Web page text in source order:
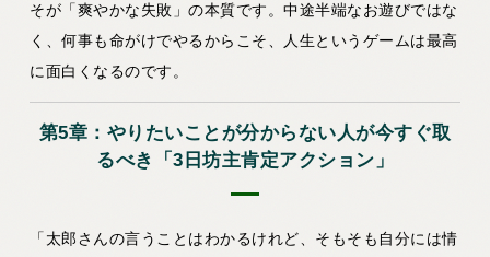
そが 「爽やかな失敗」の本質です。中途半端なお遊びではな
く、何事も命がけでやるからこそ、人生というゲームは最高
に面白くなるのです。
第5章：やりたいことが分からない人が今すぐ取
るべき「3日坊主肯定アクション」
「太郎さんの言うことはわかるけれど、そもそも自分には情